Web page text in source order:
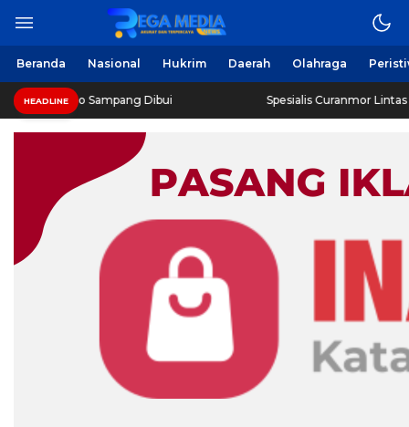
Beranda Nasional Hukrim Daerah Olahraga
HEADLINE
Sampang Dibui Spesialis Curanmor Lintas Daerah